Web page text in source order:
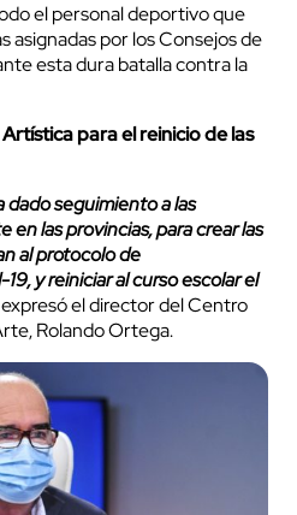
el personal deportivo que
asignadas por los Consejos de
esta dura batalla contra la
para el reinicio de las
dado seguimiento a las
las provincias, para crear las
al protocolo de
y reiniciar al curso escolar el
expresó el director del Centro
Rolando Ortega.